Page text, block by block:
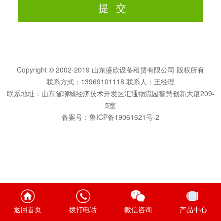
Copyright © 2002-2019 山东盛欣设备租赁有限公司 版权所有
联系方式：13969101118 联系人：王经理
联系地址：山东省聊城经济技术开发区汇通物流园智慧创新大厦209-
5室
备案号： 鲁ICP备19061621号-2
返回首页 拨打电话 微信咨询 产品中心